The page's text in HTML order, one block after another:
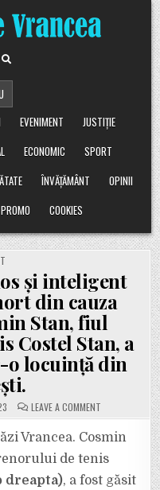
EVENIMENT
JUSTIȚIE
ECONOMIC
SPORT
ÎNVĂȚĂMÂNT
OPINII
PROMO COOKIES
și inteligent
din cauza
Stan, fiul
Costel Stan, a
locuință din
LEAVE A COMMENTON
DRAMA
FRUMOS
ȘI
INTELIGENT
TÂNĂR
FOCȘĂNEAN
MORT
Vrancea. Cosmin
de tenis
dreapta), a fost găsit